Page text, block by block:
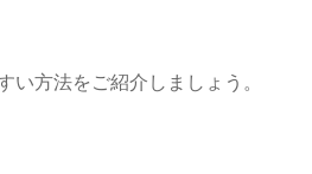
い方法をご紹介しましょう。